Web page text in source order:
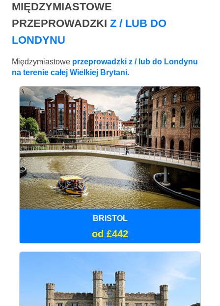
MIĘDZYMIASTOWE
PRZEPROWADZKI Z / LUB DO
LONDYNU
Międzymiastowe przeprowadzki z / lub do Londynu
na terenie całej Wielkiej Brytani.
BRISTOL
od £442